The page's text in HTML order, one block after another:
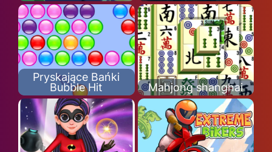
Pryskające Bańki
Bubble Hit
Mahjong shanghai